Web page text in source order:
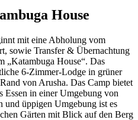
House
mit eine Abholung vom
sowie Transfer & Übernachtung
„Katambuga House“. Das
6-Zimmer-Lodge in grüner
von Arusha. Das Camp bietet
Essen in einer Umgebung von
üppigen Umgebung ist es
Gärten mit Blick auf den Berg